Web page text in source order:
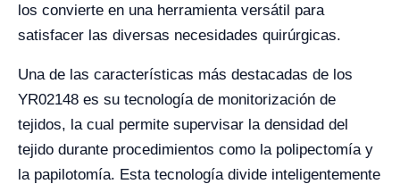
los convierte en una herramienta versátil para
satisfacer las diversas necesidades quirúrgicas.
Una de las características más destacadas de los
YR02148 es su tecnología de monitorización de
tejidos, la cual permite supervisar la densidad del
tejido durante procedimientos como la polipectomía y
la papilotomía. Esta tecnología divide inteligentemente